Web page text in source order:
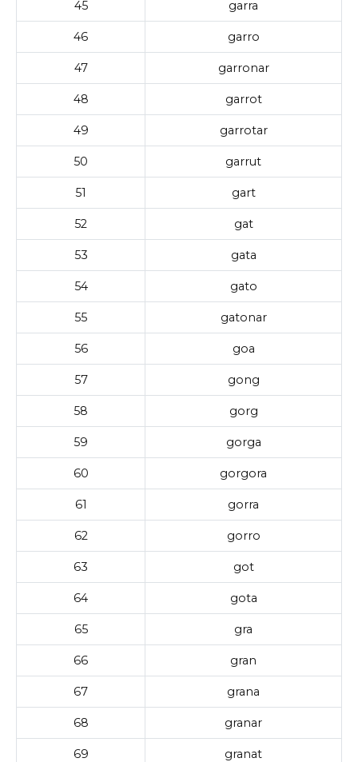
45 garra
46 garro
47 garronar
48 garrot
49 garrotar
50 garrut
51 gart
52 gat
53 gata
54 gato
55 gatonar
56 goa
57 gong
58 gorg
59 gorga
60 gorgora
61 gorra
62 gorro
63 got
64 gota
65 gra
66 gran
67 grana
68 granar
69 granat